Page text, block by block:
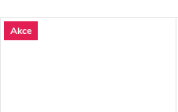
Akce